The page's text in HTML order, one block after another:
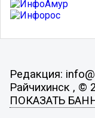
Редакция:
Райчихинск , ©
ПОКАЗАТЬ